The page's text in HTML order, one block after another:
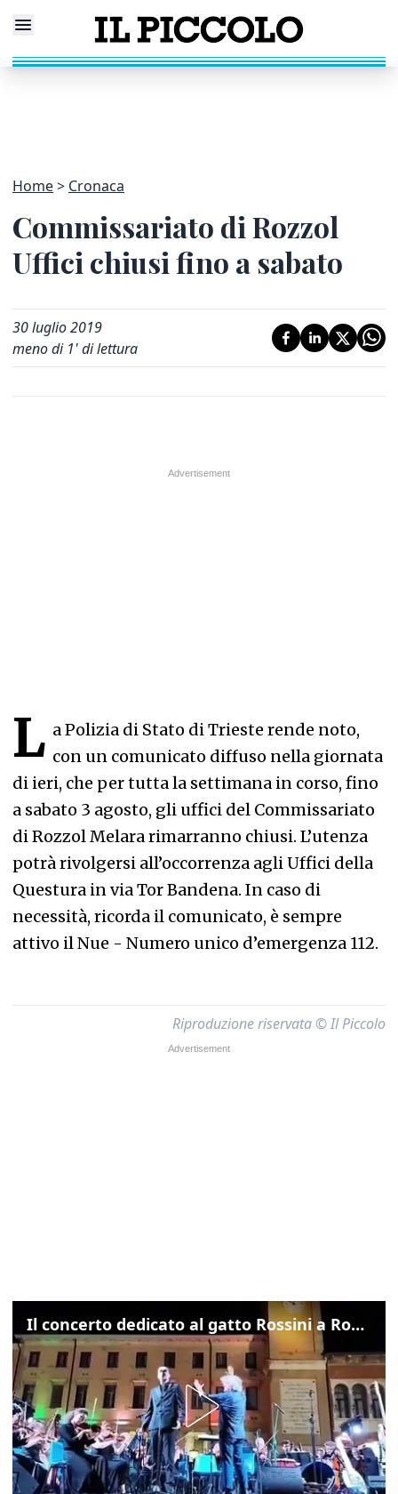
Home Cronaca
Commissariato di Rozzol
Uffici chiusi fino a sabato
30 luglio 2019
meno di 1' di lettura
L a Polizia di Stato di Trieste rende noto,
con un comunicato diffuso nella giornata
di ieri, che per tutta la settimana in corso, fino
a sabato 3 agosto, gli uffici del Commissariato
di Rozzol Melara rimarranno chiusi. L’utenza
potrà rivolgersi all’occorrenza agli Uffici della
Questura in via Tor Bandena. In caso di
necessità, ricorda il comunicato, è sempre
attivo il Nue - Numero unico d’emergenza 112.
Riproduzione riservata © Il Piccolo
Il concerto dedicato al gatto Rossini a Rovigo: ecco un estratto